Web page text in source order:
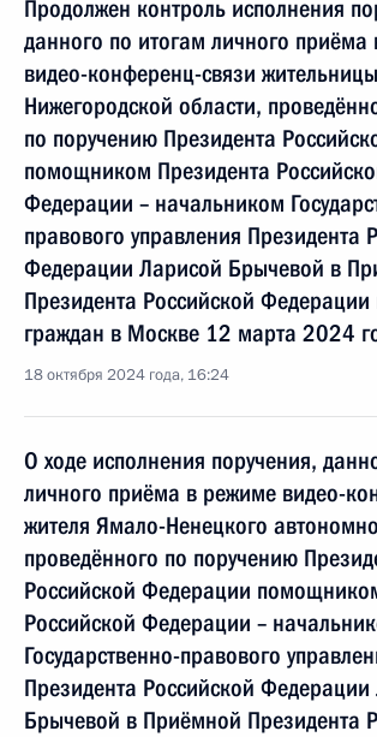
Продолжен контроль исполнения
данного по итогам личного
видео-конференц-связи жительницы
Нижегородской области,
по поручению Президента
помощником Президента
Федерации – начальником
правового управления Президента
Федерации Ларисой Брычевой в
Президента Российской Федерации
граждан в Москве 12 марта 2024
18 октября 2024 года, 16:24
О ходе исполнения поручения,
личного приёма в режиме видео-
жителя Ямало-Ненецкого
проведённого по поручению
Российской Федерации
Российской Федерации –
Государственно-правового
Президента Российской
Брычевой в Приёмной Президента